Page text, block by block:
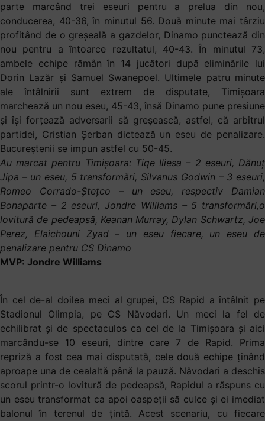
parte marcând trei eseuri pentru a prelua din nou,
conducerea, 40-36, în minutul 56. Două minute mai târziu
profitând de o greșeală a gazdelor, Dinamo punctează din
nou pentru a întoarce rezultatul, 40-43. În minutul 73,
ambele echipe rămân în 14 jucători după eliminările lui
Dorin Lazăr și Samuel Swanepoel. Ultimele patru minute
ale întâlnirii sunt extrem de disputate, Timișoara
marchează un nou eseu, 45-43, însă Dinamo pune presiune
și își forțează adversarii să greșească, astfel, că arbitrul
partidei, Cristian Șerban dictează un eseu de penalizare.
Bucureștenii se impun astfel cu 50-45.
Au marcat pentru Timișoara: Tiqe Iliesa – 2 eseuri, Dănuț
Jipa – un eseu, 5 transformări, Silvanus Godwin – 3 eseuri,
Romeo Corrado-Ștețco – un eseu, respectiv Damian
Bonaparte – 2 eseuri, Jondre Williams – 5 transformări,o
lovitură de pedeapsă, Keanan Murray, Dylan Schwartz, Joe
Perez, Elaichouni Zyad – un eseu fiecare, un eseu de
penalizare pentru CS Dinamo
MVP: Jondre Williams
În cel de-al doilea meci al grupei, CS Rapid a întâlnit pe
Stadionul Olimpia, pe CS Năvodari. Un meci la fel de
echilibrat și de spectaculos ca cel de la Timișoara și aici
marcându-se 10 eseuri, dintre care 7 de Rapid. Prima
repriză a fost cea mai disputată, cele două echipe ținând
aproape una de cealaltă până la pauză. Năvodari a deschis
scorul printr-o lovitură de pedeapsă, Rapidul a răspuns cu
un eseu transformat ca apoi oaspeții să culce și ei imediat
balonul în terenul de țintă. Acest scenariu, cu fiecare